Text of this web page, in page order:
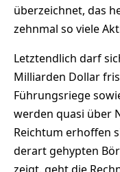
überzeichnet, das
zehnmal so viele
Letztendlich darf
Milliarden Dollar
Führungsriege
werden quasi über
Reichtum erhoffen
derart gehypten